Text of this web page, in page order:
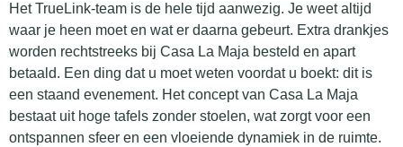
Het TrueLink-team is de hele tijd aanwezig. Je weet altijd
waar je heen moet en wat er daarna gebeurt. Extra drankjes
worden rechtstreeks bij Casa La Maja besteld en apart
betaald. Een ding dat u moet weten voordat u boekt: dit is
een staand evenement. Het concept van Casa La Maja
bestaat uit hoge tafels zonder stoelen, wat zorgt voor een
ontspannen sfeer en een vloeiende dynamiek in de ruimte.